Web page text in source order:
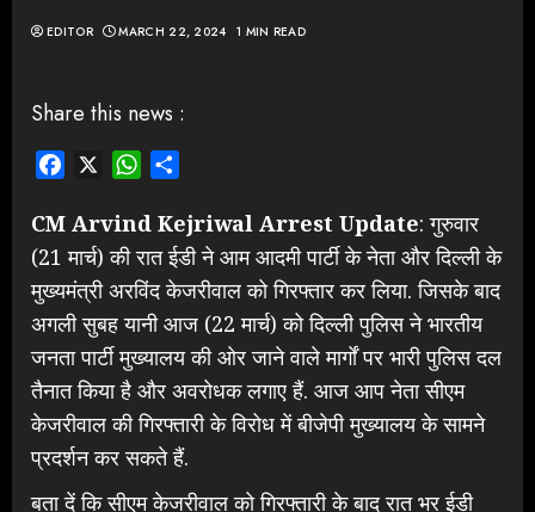
EDITOR MARCH 22, 2024 1 MIN READ
Share this news :
Facebook WhatsApp
CM Arvind Kejriwal Arrest Update: गुरुवार
(21 मार्च) की रात ईडी ने आम आदमी पार्टी के नेता और दिल्ली के
मुख्यमंत्री अरविंद केजरीवाल को गिरफ्तार कर लिया. जिसके बाद
अगली सुबह यानी आज (22 मार्च) को दिल्ली पुलिस ने भारतीय
जनता पार्टी मुख्यालय की ओर जाने वाले मार्गों पर भारी पुलिस दल
तैनात किया है और अवरोधक लगाए हैं. आज आप नेता सीएम
केजरीवाल की गिरफ्तारी के विरोध में बीजेपी मुख्यालय के सामने
प्रदर्शन कर सकते हैं.
बता दें कि सीएम केजरीवाल को गिरफ्तारी के बाद रात भर ईडी